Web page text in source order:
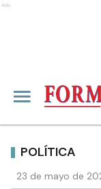
Ads
POLÍTICA
23 de mayo de